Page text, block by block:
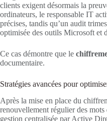
clients exigent désormais la
ordinateurs, le responsable IT
précises, tandis qu’un audit
optimisée des outils Microsoft et
Ce cas démontre que le
documentaire.
Stratégies avancées pour
Après la mise en place du
renouvellement régulier des
gestion centralisée par Active